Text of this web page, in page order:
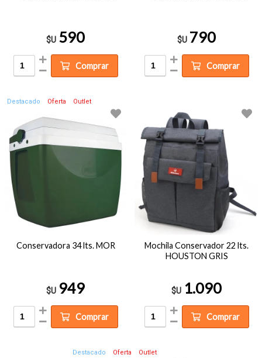
$U 590
Comprar
$U 790
Comprar
Destacado Oferta Outlet
Conservadora 34 lts. MOR
$U 949
Comprar
Mochila Conservador 22 lts.
HOUSTON GRIS
$U 1.090
Comprar
Destacado Oferta Outlet